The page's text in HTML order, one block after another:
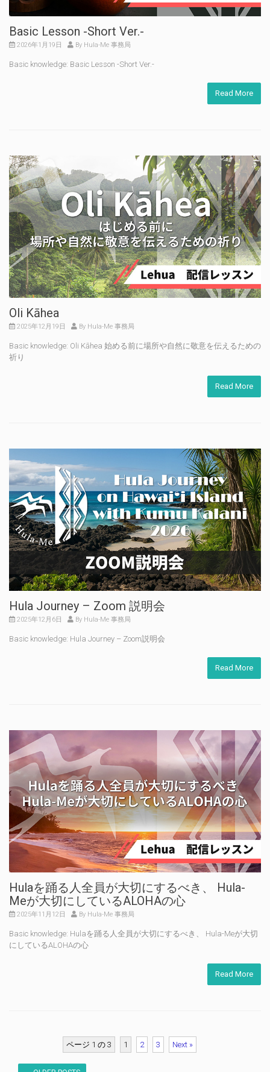
Basic Lesson -Short Ver.-
2026年1月19日 By Hula-Me 事務局
Basic knowledge: Basic Lesson -Short Ver.-
Read More
Oli Kāhea
2025年12月19日 By Hula-Me 事務局
Basic knowledge: Oli Kāhea 始める前に場所や自然に敬意を伝えるための
祈り
Read More
Hula Journey – Zoom 説明会
2025年12月6日 By Hula-Me 事務局
Basic knowledge: Hula Journey – Zoom説明会
Read More
Hulaを踊る人全員が大切にするべき、 Hula-
Meが大切にしているALOHAの心
2025年11月12日 By Hula-Me 事務局
Basic knowledge: Hulaを踊る人全員が大切にするべき、 Hula-Meが大切
にしているALOHAの心
Read More
ページ 1 の 3 1 2 3 Next »